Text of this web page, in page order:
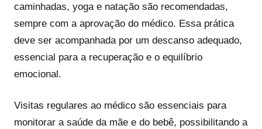
caminhadas, yoga e natação são recomendadas,
sempre com a aprovação do médico. Essa prática
deve ser acompanhada por um descanso adequado,
essencial para a recuperação e o equilíbrio
emocional.
Visitas regulares ao médico são essenciais para
monitorar a saúde da mãe e do bebê, possibilitando a